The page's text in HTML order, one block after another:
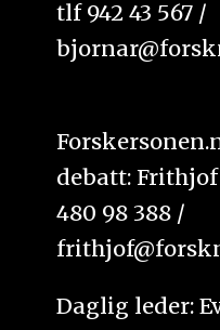
tlf 942 43 567 /
debatt:
480 98 388 /
Daglig leder: